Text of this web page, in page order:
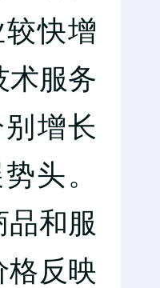
快增
服务
增长
头。
和服
格反映